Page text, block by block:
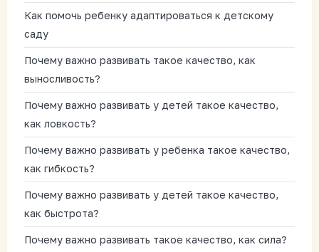
Как помочь ребенку адаптироваться к детскому
саду
Почему важно развивать такое качество, как
выносливость?
Почему важно развивать у детей такое качество,
как ловкость?
Почему важно развивать у ребенка такое качество,
как гибкость?
Почему важно развивать у детей такое качество,
как быстрота?
Почему важно развивать такое качество, как сила?